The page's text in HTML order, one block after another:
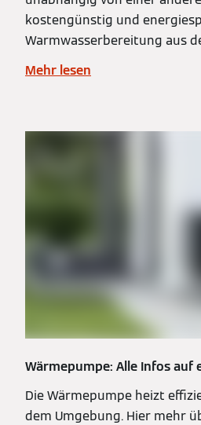
kostengünstig und
Warmwasserbereitung aus
Mehr lesen
Wärmepumpe: Alle Infos auf
Die Wärmepumpe heizt
dem Umgebung. Hier mehr